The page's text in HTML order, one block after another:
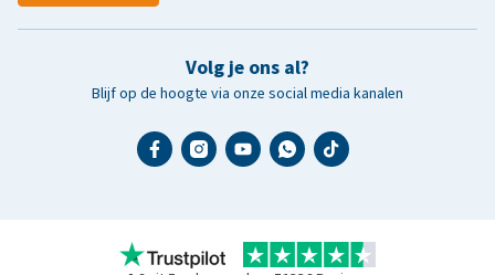
Volg je ons al?
Blijf op de hoogte via onze social media kanalen